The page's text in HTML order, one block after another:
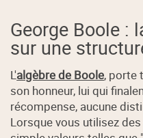
George Boole :
sur une
L'algèbre de Boole, porte
son honneur, lui qui
récompense, aucune
Lorsque vous utilisez